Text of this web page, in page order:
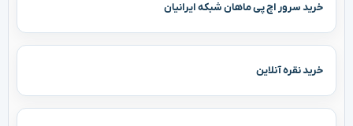
خرید سرور اچ پی ماهان شبکه ایرانیان
خرید نقره آنلاین